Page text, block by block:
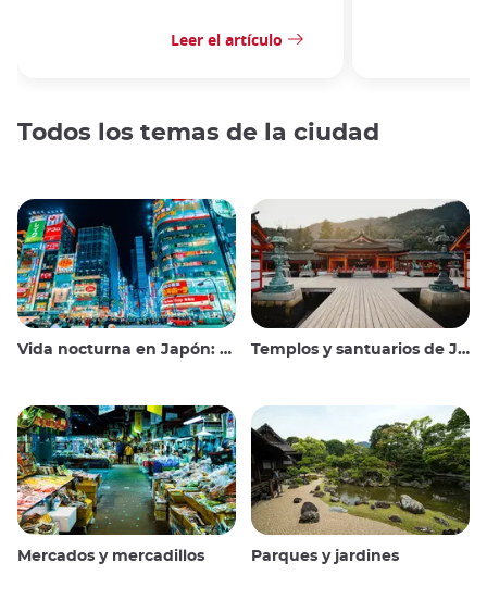
Leer el artículo
Todos los temas de la ciudad
Vida nocturna en Japón: salir, ver y beber Templos y santuarios de Japón
Mercados y mercadillos Parques y jardines